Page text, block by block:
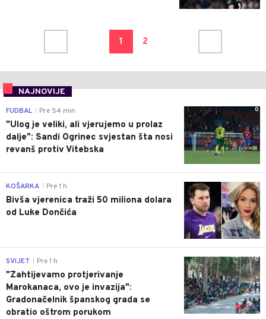
1 2
NAJNOVIJE
0
FUDBAL Pre 54 min
"Ulog je veliki, ali vjerujemo u prolaz
dalje": Sandi Ogrinec svjestan šta nosi
revanš protiv Vitebska
0
KOŠARKA Pre 1 h
Bivša vjerenica traži 50 miliona dolara
od Luke Dončića
0
SVIJET Pre 1 h
"Zahtijevamo protjerivanje
Marokanaca, ovo je invazija":
Gradonačelnik španskog grada se
obratio oštrom porukom